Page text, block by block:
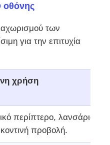
οθόνης
των
για την επιτυχία
χρήση
περίπτερο, λανσάρισμα
προβολή.